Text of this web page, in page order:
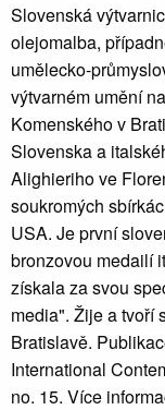
Slovenská
olejomalba,
umělecko-
výtvarném umění
Komenského v
Slovenska a
Alighieriho ve
soukromých
USA. Je první
bronzovou medailí
získala za svou
media". Žije a tvoří
Bratislavě.
International
no. 15. Více